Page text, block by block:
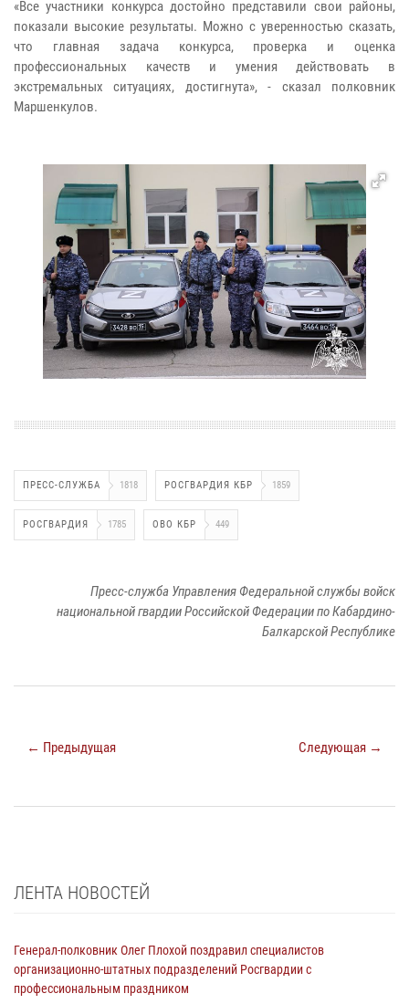
«Все участники конкурса достойно представили свои районы,
показали высокие результаты. Можно с уверенностью сказать,
что главная задача конкурса, проверка и оценка
профессиональных качеств и умения действовать в
экстремальных ситуациях, достигнута», - сказал полковник
Маршенкулов.
ПРЕСС-СЛУЖБА 1818 РОСГВАРДИЯ КБР 1859
РОСГВАРДИЯ 1785 ОВО КБР 449
Пресс-служба Управления Федеральной службы войск
национальной гвардии Российской Федерации по Кабардино-
Балкарской Республике
← Предыдущая Следующая →
ЛЕНТА НОВОСТЕЙ
Генерал-полковник Олег Плохой поздравил специалистов
организационно-штатных подразделений Росгвардии с
профессиональным праздником